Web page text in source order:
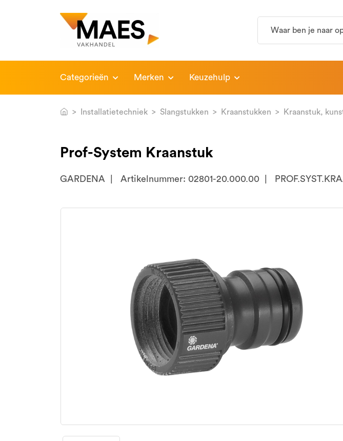
Categorieën Merken Keuzehulp
Installatietechniek Slangstukken Kraanstukken Kraanstuk,
Prof-System Kraanstuk
GARDENA Artikelnummer: 02801-20.000.00